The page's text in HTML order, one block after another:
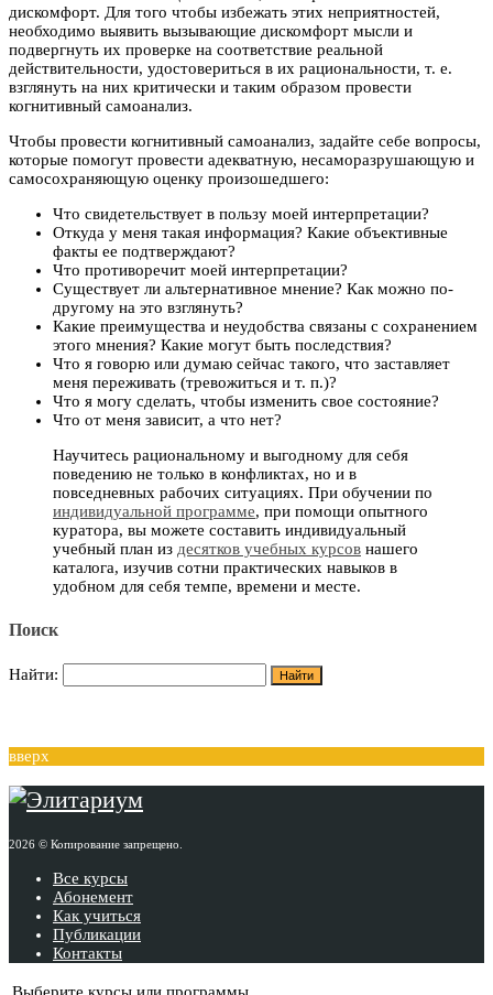
дискомфорт. Для того чтобы избежать этих неприятностей,
необходимо выявить вызывающие дискомфорт мысли и
подвергнуть их проверке на соответствие реальной
действительности, удостовериться в их рациональности, т. е.
взглянуть на них критически и таким образом провести
когнитивный самоанализ.
Чтобы провести когнитивный самоанализ, задайте себе вопросы,
которые помогут провести адекватную, несаморазрушающую и
самосохраняющую оценку произошедшего:
Что свидетельствует в пользу моей интерпретации?
Откуда у меня такая информация? Какие объективные
факты ее подтверждают?
Что противоречит моей интерпретации?
Существует ли альтернативное мнение? Как можно по-
другому на это взглянуть?
Какие преимущества и неудобства связаны с сохранением
этого мнения? Какие могут быть последствия?
Что я говорю или думаю сейчас такого, что заставляет
меня переживать (тревожиться и т. п.)?
Что я могу сделать, чтобы изменить свое состояние?
Что от меня зависит, а что нет?
Научитесь рациональному и выгодному для себя
поведению не только в конфликтах, но и в
повседневных рабочих ситуациях. При обучении по
индивидуальной программе, при помощи опытного
куратора, вы можете составить индивидуальный
учебный план из десятков учебных курсов нашего
каталога, изучив сотни практических навыков в
удобном для себя темпе, времени и месте.
Поиск
Найти:
вверх
2026 © Копирование запрещено.
Все курсы
Абонемент
Как учиться
Публикации
Контакты